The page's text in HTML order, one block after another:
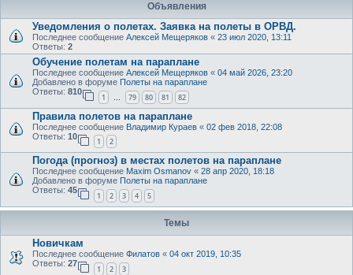
Объявления
Уведомления о полетах. Заявка на полеты в ОРВД.
Последнее сообщение Алексей Мещеряков « 23 июл 2020, 13:11
Ответы: 2
Обучение полетам на параплане
Последнее сообщение Алексей Мещеряков « 04 май 2026, 23:20
Добавлено в форуме Полеты на параплане
Ответы: 810
1 … 79 80 81 82
Правила полетов на параплане
Последнее сообщение Владимир Кураев « 02 фев 2018, 22:08
Ответы: 10
1 2
Погода (прогноз) в местах полетов на параплане
Последнее сообщение Maxim Osmanov « 28 апр 2020, 18:18
Добавлено в форуме Полеты на параплане
Ответы: 45
1 2 3 4 5
Темы
Новичкам
Последнее сообщение Филатов « 04 окт 2019, 10:35
Ответы: 27
1 2 3